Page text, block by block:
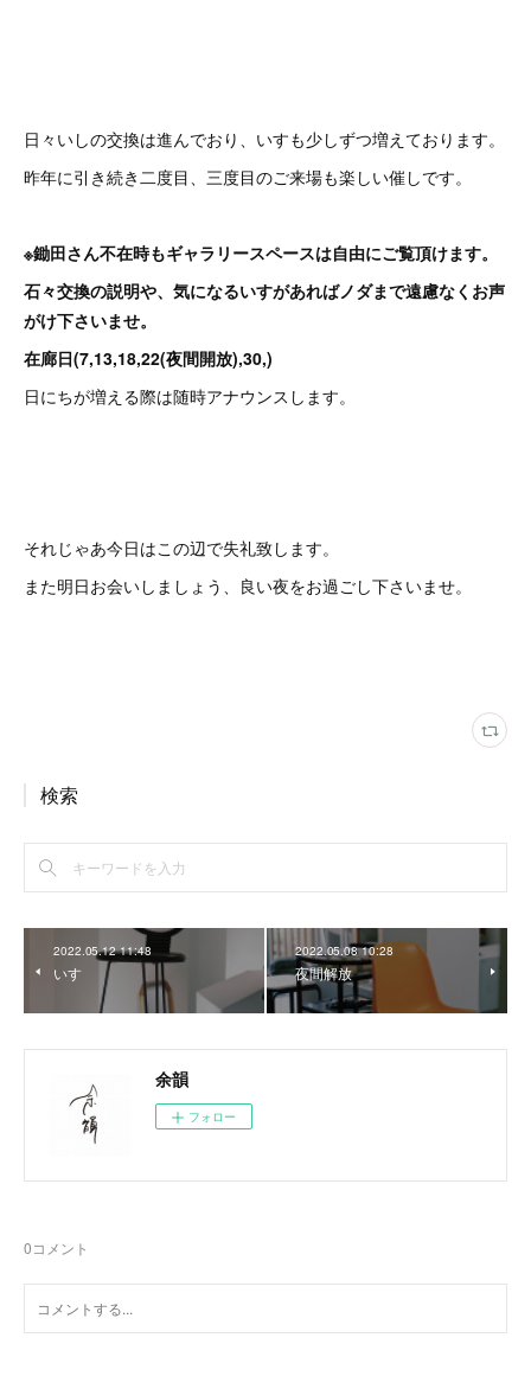
日々いしの交換は進んでおり、いすも少しずつ増えております。
昨年に引き続き二度目、三度目のご来場も楽しい催しです。
※鋤田さん不在時もギャラリースペースは自由にご覧頂けます。
石々交換の説明や、気になるいすがあればノダまで遠慮なくお声
がけ下さいませ。
在廊日(7,13,18,22(夜間開放),30,)
日にちが増える際は随時アナウンスします。
それじゃあ今日はこの辺で失礼致します。
また明日お会いしましょう、良い夜をお過ごし下さいませ。
検索
2022.05.12 11:48
いす
2022.05.08 10:28
夜間解放
余韻
フォロー
0コメント